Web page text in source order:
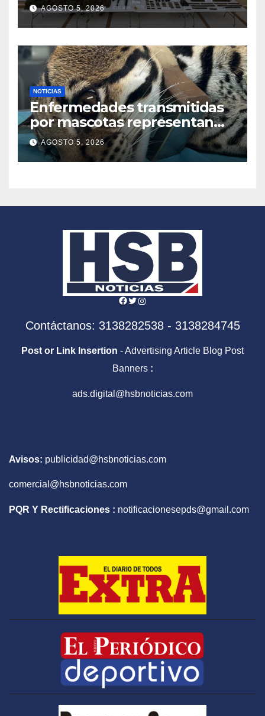
guerra en Guaviare
AGOSTO 5, 2026
NOTICIAS
Enfermedades transmitidas
por mascotas representan
una creciente amenaza para
los felinos silvestres en
América Latina
AGOSTO 5, 2026
Facebook
Twitter
Instagram
Contáctanos: 3138282538 - 3138284745
Post or Link Insertion - Advertising Article Blog Post
Banners :
ads.digital@hsbnoticias.com
Avisos: publicidad@hsbnoticias.com
comercial@hsbnoticias.com
PQR Y Rectificaciones : notificacionesepds@gmail.com